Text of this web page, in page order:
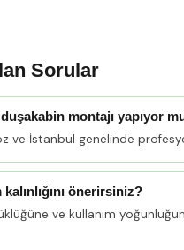
Sorular
montajı yapıyor
ve İstanbul genelinde
kalınlığını önerirsiniz?
ve kullanım